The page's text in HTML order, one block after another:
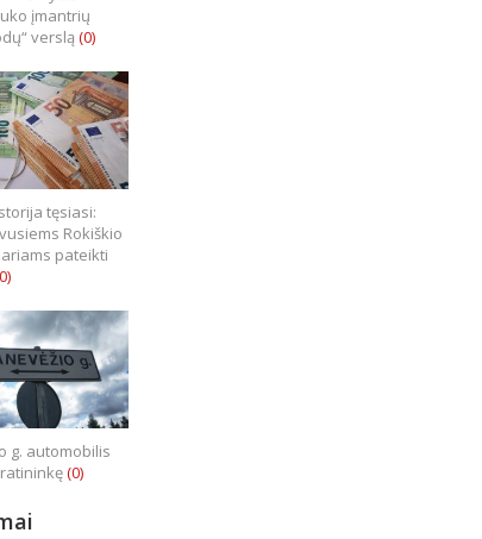
įmantrių
verslą (0)
tęsiasi:
Rokiškio
pateikti
g. automobilis
(0)